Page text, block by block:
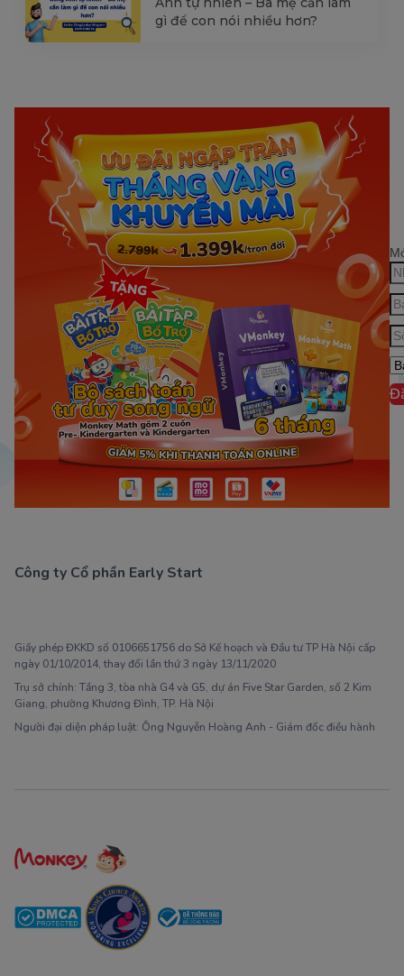
gì để con nói nhiều hơn?
Công ty Cổ phần Early Start
Giấy phép ĐKKD số 0106651756 do Sở Kế hoạch và Đầu tư TP Hà Nội cấp
ngày 01/10/2014, thay đổi lần thứ 3 ngày 13/11/2020
Trụ sở chính: Tầng 3, tòa nhà G4 và G5, dự án Five Star Garden, số 2 Kim
Giang, phường Khương Đình, TP. Hà Nội
Người đại diện pháp luật: Ông Nguyễn Hoàng Anh - Giám đốc điều hành